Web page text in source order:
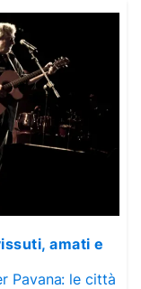
amati e
Pavana: le città